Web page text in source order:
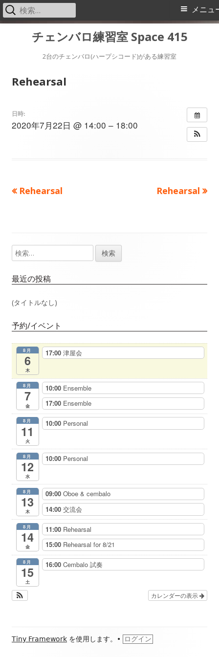
チェンバロ練習室 Space 415
2台のチェンバロ(ハープシコード)がある練習室
メ
メニュ
検
索:
Rehearsal
日時:
2020年7月22日 @ 14:00 – 18:00
投
ビ
ゲ
ー
シ
ョ
前
Rehearsal
次
Rehearsal
メ
イ
ン
バ
検
索:
最近の投稿
(タイトルなし)
予約/イベント
8月
6
木
17:00 津屋会
8月
7
金
10:00 Ensemble
17:00 Ensemble
8月
11
火
10:00 Personal
8月
12
水
10:00 Personal
8月
13
木
09:00 Oboe & cembalo
14:00 交流会
8月
14
金
11:00 Rehearsal
15:00 Rehearsal for 8/21
8月
15
土
16:00 Cembalo 試奏
カレンダーの表示
フ
Tiny Framework を使用します。 • ログイン